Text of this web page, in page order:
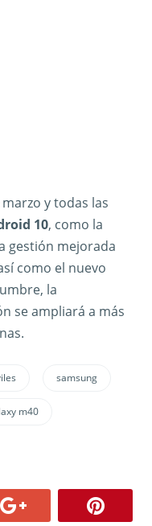
y todas las
10, como la
gestión mejorada
como el nuevo
la
se ampliará a más
samsung
m40